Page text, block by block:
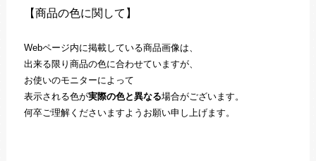
【商品の色に関して】
Webページ内に掲載している商品画像は、
出来る限り商品の色に合わせていますが、
お使いのモニターによって
表示される色が実際の色と異なる場合がございます。
何卒ご理解くださいますようお願い申し上げます。